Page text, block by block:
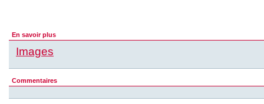
En savoir plus
Images
Commentaires